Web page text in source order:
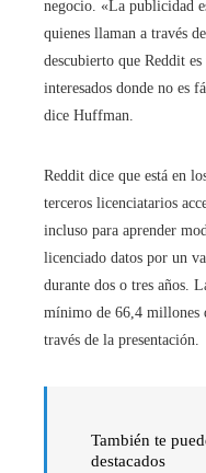
negocio. «La publicidad
quienes llaman a través
descubierto que Reddit
interesados ​​donde no es
dice Huffman.
Reddit dice que está en
terceros licenciatarios
incluso para aprender
licenciado datos por un
durante dos o tres años.
mínimo de 66,4 millones
través de la presentación.
También te
destacados